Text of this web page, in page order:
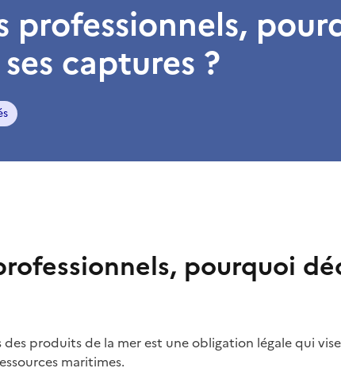
professionnels,
captures ?
pourquoi
des produits de la mer est une obligation légale qui
maritimes.